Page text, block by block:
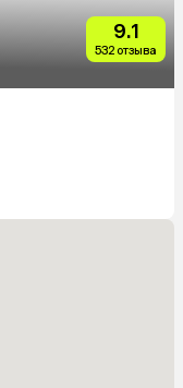
9.1
532 отзыва